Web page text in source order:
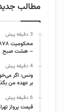
مطالب
3 دقیقه پیش
– هشت صبح
4 دقیقه پیش
ونس: اگر
بر عهده من
6 دقیقه پیش
قیمت پرواز تهران –